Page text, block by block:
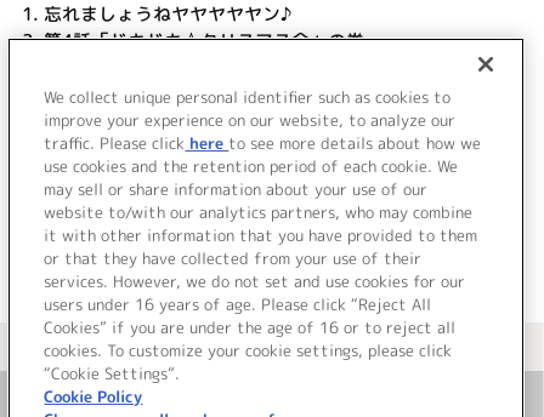
1. 忘れましょうねヤヤヤヤヤン♪
2.第4話「ドキドキ☆クリスマス会」の巻
こんにちは！ルーンエンジェル隊 ～カルーア (テキー
ラ)・マジョラム編
忘れましょうねヤヤヤヤヤン♪ (off vocal)
＜ BACK
＜ カタログサイト トップページへ
We collect unique personal identifier such as cookies to
improve your experience on our website, to analyze our
traffic. Please click here to see more details about how we
use cookies and the retention period of each cookie. We
may sell or share information about your use of our
website to/with our analytics partners, who may combine
it with other information that you have provided to them
or that they have collected from your use of their
services. However, we do not set and use cookies for our
users under 16 years of age. Please click “Reject All
Cookies” if you are under the age of 16 or to reject all
cookies. To customize your cookie settings, please click
“Cookie Settings”.
Cookie Policy